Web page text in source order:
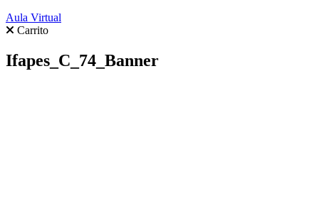
Aula Virtual
Carrito
Ifapes_C_74_Banner